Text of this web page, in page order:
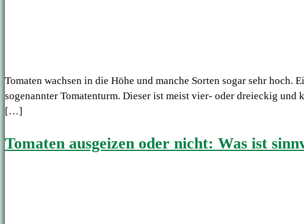
Tomaten wachsen in die Höhe und manche Sorten sogar sehr
sogenannter Tomatenturm. Dieser ist meist vier- oder dreieckig
[…]
Tomaten ausgeizen oder nicht: Was ist